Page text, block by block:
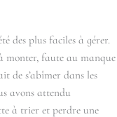
des plus faciles à gérer.
monter, faute au manque
de s’abîmer dans les
avons attendu
à trier et perdre une